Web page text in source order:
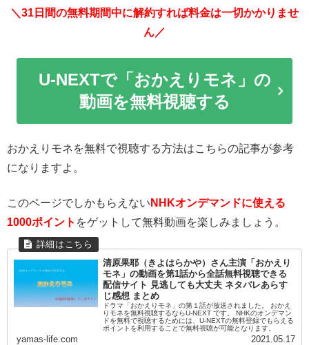
＼31日間の無料期間中に解約すれば料金は一切かかりませ
ん／
U-NEXTで「おかえりモネ」の
動画を無料視聴する
おかえりモネを無料で視聴する方法はこちらの記事が参考
になりますよ。
このページでしかもらえない NHKオンデマンドに使える
1000ポイント をゲットして無料動画を楽しみましょう。
清原果耶（きよはらかや）さん主演「おかえり
モネ」の動画を第1話から全話無料視聴できる
配信サイト 見逃しても大丈夫 ネタバレあらす
じ感想 まとめ
ドラマ「おかえりモネ」の第１話が放送されました。 おかえ
りモネを無料視聴するならU-NEXT です。 NHKのオンデマン
ドを無料で視聴するためには、U-NEXTの無料登録でもらえる
ポイントを利用することで無料視聴が可能となります。
yamas-life.com 2021.05.17